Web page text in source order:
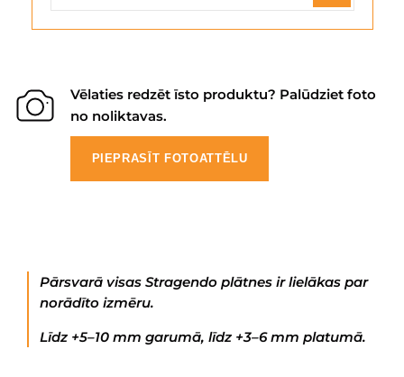
Vēlaties redzēt īsto produktu? Palūdziet foto
no noliktavas.
PIEPRASĪT FOTOATTĒLU
Pārsvarā visas Stragendo plātnes ir lielākas par
norādīto izmēru.
Līdz +5–10 mm garumā, līdz +3–6 mm platumā.